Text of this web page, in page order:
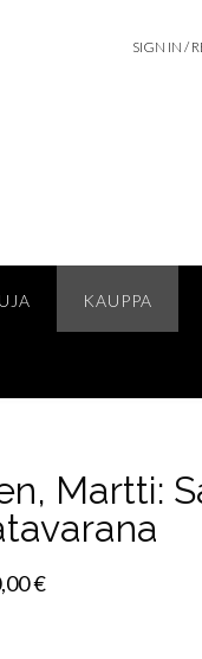
SIGN IN /
KAUPPA
Martti:
€